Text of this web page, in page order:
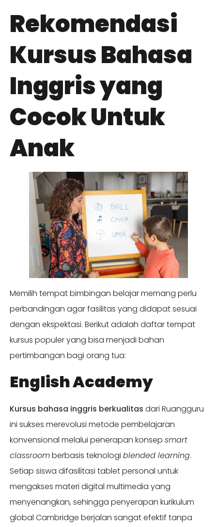
Rekomendasi
Kursus Bahasa
Inggris yang
Cocok Untuk
Anak
Memilih tempat bimbingan belajar memang perlu
perbandingan agar fasilitas yang didapat sesuai
dengan ekspektasi. Berikut adalah daftar tempat
kursus populer yang bisa menjadi bahan
pertimbangan bagi orang tua:
English Academy
Kursus bahasa inggris berkualitas dari Ruangguru
ini sukses merevolusi metode pembelajaran
konvensional melalui penerapan konsep smart
classroomberbasis teknologi blended learning.
Setiap siswa difasilitasi tablet personal untuk
mengakses materi digital multimedia yang
menyenangkan, sehingga penyerapan kurikulum
global Cambridge berjalan sangat efektif tanpa